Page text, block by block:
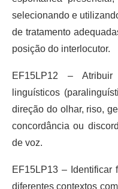
selecionando e
de tratamento
posição do interlocutor.
EF15LP12 –
linguísticos
direção do olhar, riso,
concordância ou
de voz.
EF15LP13 – Identificar
diferentes contextos